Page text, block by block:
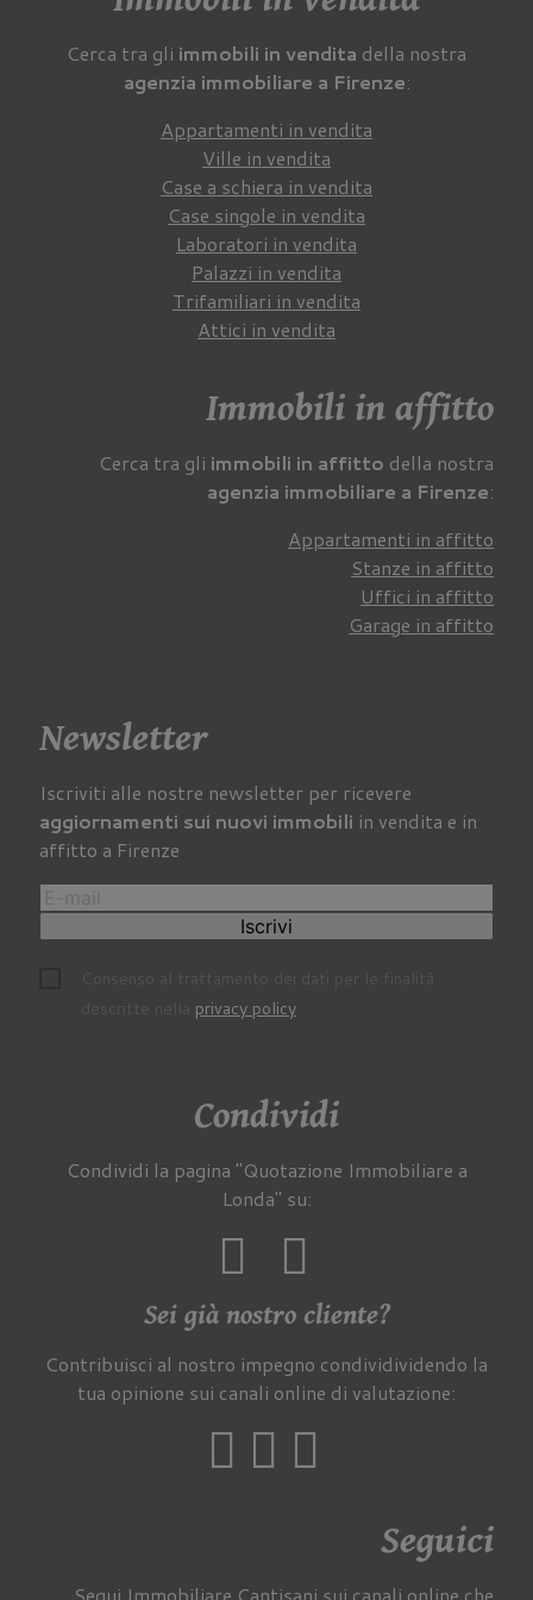
Cerca tra gli immobili in vendita della nostra
agenzia immobiliare a Firenze:
Appartamenti in vendita
Ville in vendita
Case a schiera in vendita
Case singole in vendita
Laboratori in vendita
Palazzi in vendita
Trifamiliari in vendita
Attici in vendita
Immobili in affitto
Cerca tra gli immobili in affitto della nostra
agenzia immobiliare a Firenze:
Appartamenti in affitto
Stanze in affitto
Uffici in affitto
Garage in affitto
Newsletter
Iscriviti alle nostre newsletter per ricevere
aggiornamenti sui nuovi immobili in vendita e in
affitto a Firenze
Iscrivi
privacy policy.
Condividi
Condividi la pagina "Quotazione Immobiliare a
Londa" su:
Sei già nostro cliente?
Contribuisci al nostro impegno condividividendo la
tua opinione sui canali online di valutazione:
Seguici